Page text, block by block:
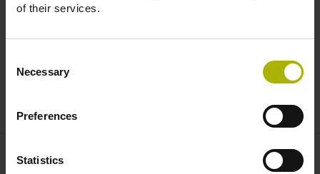
of their services.
Selection
Necessary
Preferences
Statistics
あります。これらの販売パートナーが、お問い合わせ対応
* = 必須
お問い合わせ先 – 営業部